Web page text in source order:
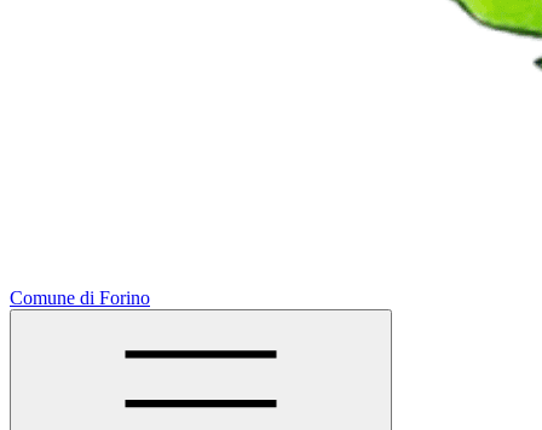
Comune di Forino